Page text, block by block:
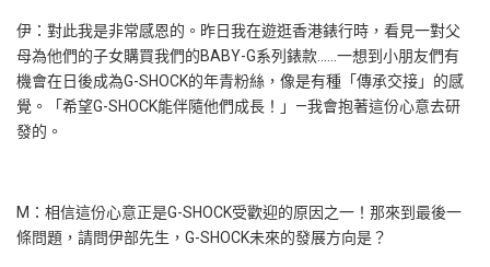
伊：對此我是非常感恩的。昨日我在遊逛香港錶行時，看見一對父
母為他們的子女購買我們的BABY-G系列錶款……一想到小朋友們有
機會在日後成為G-SHOCK的年青粉絲，像是有種「傳承交接」的感
覺。「希望G-SHOCK能伴隨他們成長！」—我會抱著這份心意去研
發的。
M：相信這份心意正是G-SHOCK受歡迎的原因之一！那來到最後一
條問題，請問伊部先生，G-SHOCK未來的發展方向是？